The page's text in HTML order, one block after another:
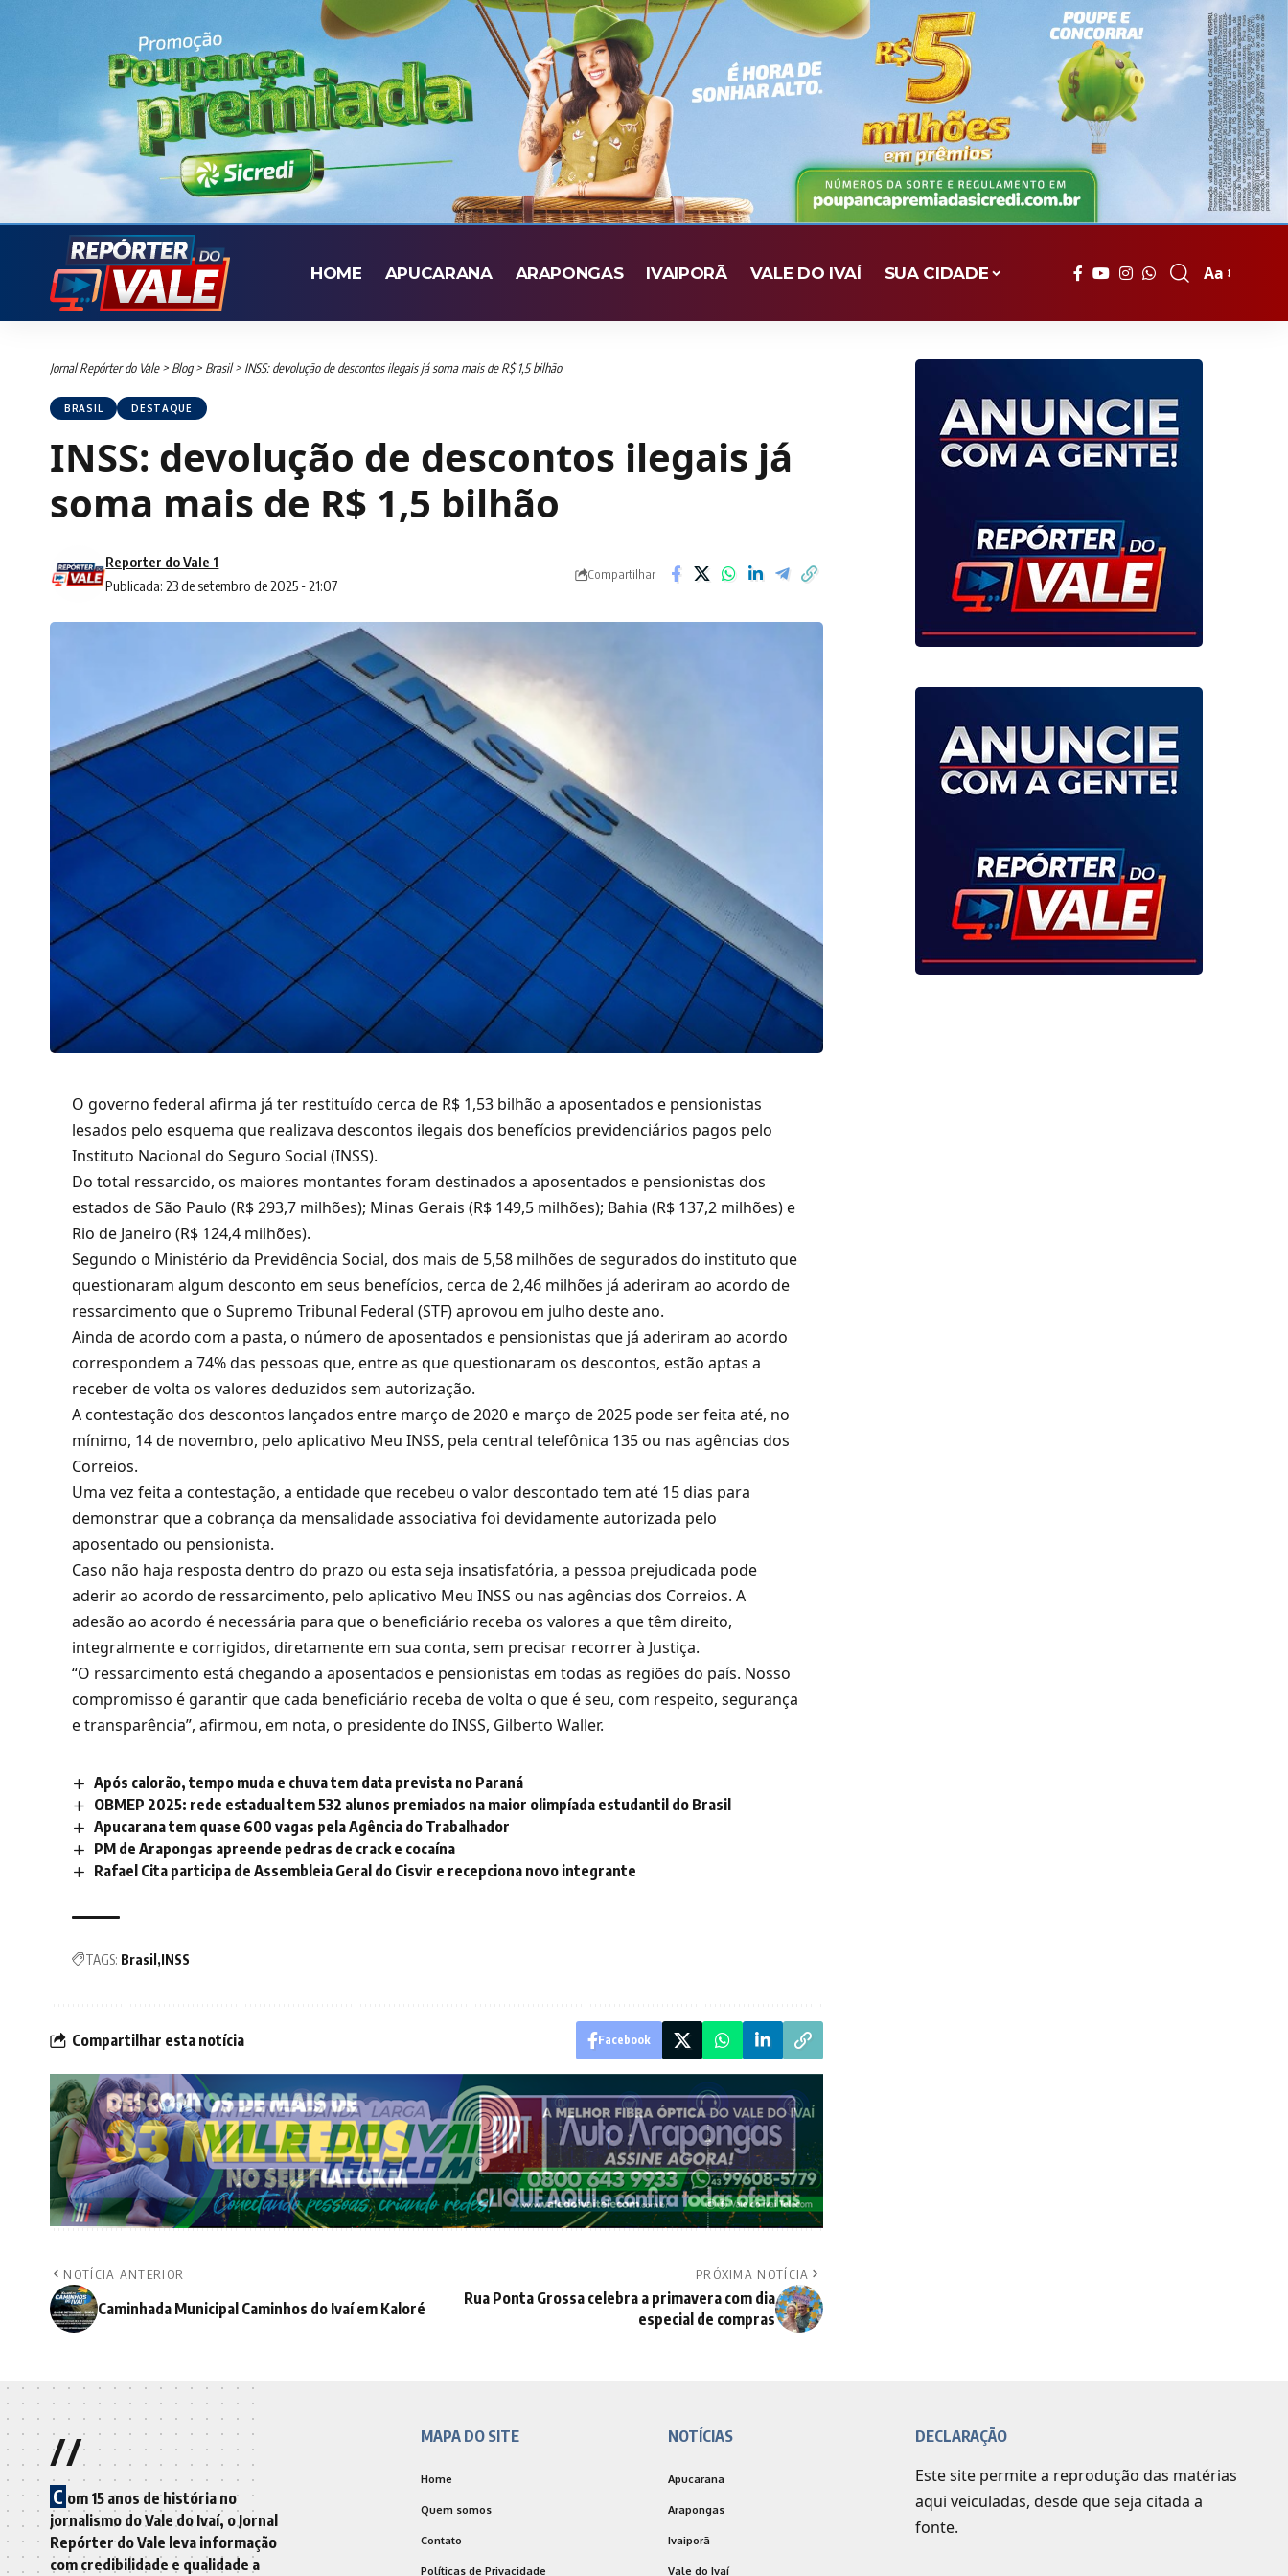
HOME APUCARANA ARAPONGAS IVAIPORÃ VALE DO IVAÍ SUA CIDADE
Font
Aa
Jornal Repórter do Vale> Blog> Brasil> INSS: devolução de descontos ilegais já soma mais de R$ 1,5 bilhão
BRASIL DESTAQUE
INSS: devolução de descontos ilegais já
soma mais de R$ 1,5 bilhão
Publicada: 23 de setembro de 2025 - 21:07
Reporter do Vale 1
Compartilhar
O governo federal afirma já ter restituído cerca de R$ 1,53 bilhão a aposentados e pensionistas
lesados pelo esquema que realizava descontos ilegais dos benefícios previdenciários pagos pelo
Instituto Nacional do Seguro Social (INSS).
Do total ressarcido, os maiores montantes foram destinados a aposentados e pensionistas dos
estados de São Paulo (R$ 293,7 milhões); Minas Gerais (R$ 149,5 milhões); Bahia (R$ 137,2 milhões) e
Rio de Janeiro (R$ 124,4 milhões).
Segundo o Ministério da Previdência Social, dos mais de 5,58 milhões de segurados do instituto que
questionaram algum desconto em seus benefícios, cerca de 2,46 milhões já aderiram ao acordo de
ressarcimento que o Supremo Tribunal Federal (STF) aprovou em julho deste ano.
Ainda de acordo com a pasta, o número de aposentados e pensionistas que já aderiram ao acordo
correspondem a 74% das pessoas que, entre as que questionaram os descontos, estão aptas a
receber de volta os valores deduzidos sem autorização.
A contestação dos descontos lançados entre março de 2020 e março de 2025 pode ser feita até, no
mínimo, 14 de novembro, pelo aplicativo Meu INSS, pela central telefônica 135 ou nas agências dos
Correios.
Uma vez feita a contestação, a entidade que recebeu o valor descontado tem até 15 dias para
demonstrar que a cobrança da mensalidade associativa foi devidamente autorizada pelo
aposentado ou pensionista.
Caso não haja resposta dentro do prazo ou esta seja insatisfatória, a pessoa prejudicada pode
aderir ao acordo de ressarcimento, pelo aplicativo Meu INSS ou nas agências dos Correios. A
adesão ao acordo é necessária para que o beneficiário receba os valores a que têm direito,
integralmente e corrigidos, diretamente em sua conta, sem precisar recorrer à Justiça.
“O ressarcimento está chegando a aposentados e pensionistas em todas as regiões do país. Nosso
compromisso é garantir que cada beneficiário receba de volta o que é seu, com respeito, segurança
e transparência”, afirmou, em nota, o presidente do INSS, Gilberto Waller.
Após calorão, tempo muda e chuva tem data prevista no Paraná
OBMEP 2025: rede estadual tem 532 alunos premiados na maior olimpíada estudantil do Brasil
Apucarana tem quase 600 vagas pela Agência do Trabalhador
PM de Arapongas apreende pedras de crack e cocaína
Rafael Cita participa de Assembleia Geral do Cisvir e recepciona novo integrante
TAGS: Brasil INSS
Compartilhar esta notícia Facebook
NOTÍCIA ANTERIOR
Caminhada Municipal Caminhos do Ivaí em Kaloré
PRÓXIMA NOTÍCIA
Rua Ponta Grossa celebra a primavera com dia
especial de compras
//
C om 15 anos de história no
jornalismo do Vale do Ivaí, o Jornal
Repórter do Vale leva informação
com credibilidade e qualidade a
MAPA DO SITE
Home
Quem somos
Contato
Políticas de Privacidade
NOTÍCIAS
Apucarana
Arapongas
Ivaiporã
Vale do Ivaí
DECLARAÇÃO
Este site permite a reprodução das matérias
aqui veiculadas, desde que seja citada a
fonte.